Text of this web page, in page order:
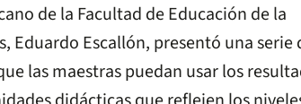
de la Facultad de Educación de la
Eduardo Escallón, presentó una serie
las maestras puedan usar los